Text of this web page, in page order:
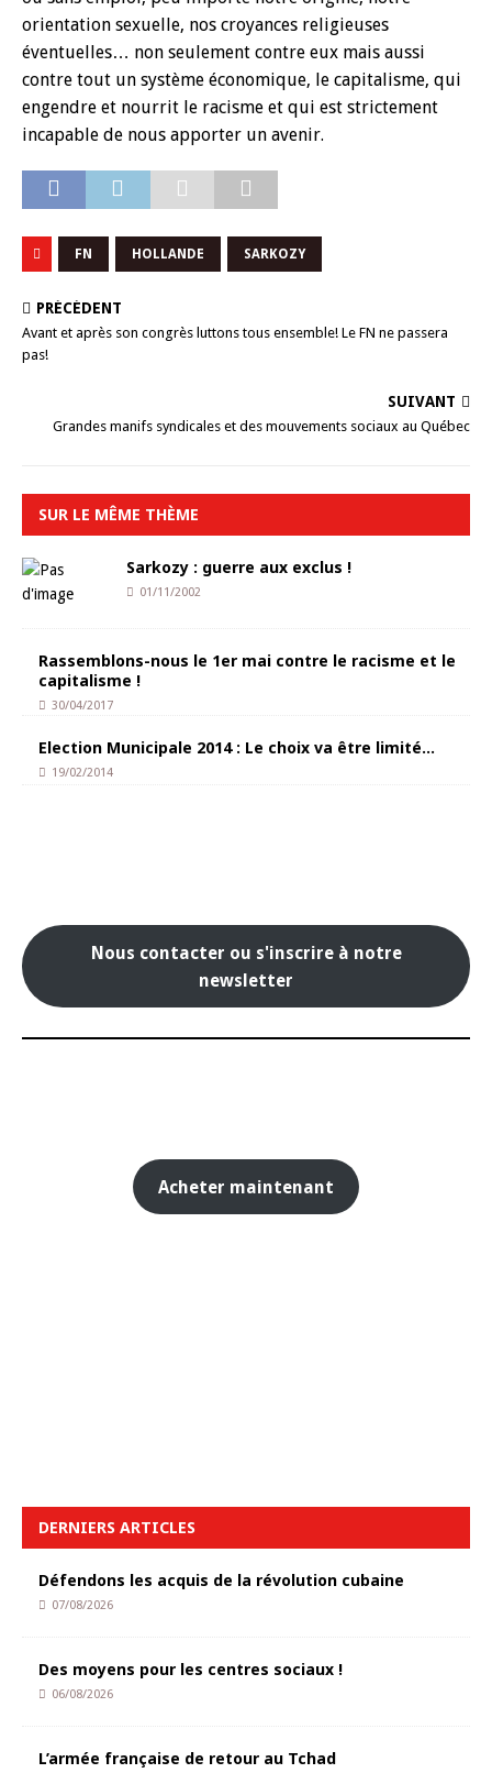
orientation sexuelle, nos croyances religieuses
éventuelles… non seulement contre eux mais aussi
contre tout un système économique, le capitalisme, qui
engendre et nourrit le racisme et qui est strictement
incapable de nous apporter un avenir.
FN HOLLANDE SARKOZY
PRÉCÉDENT
Avant et après son congrès luttons tous ensemble! Le FN ne passera
pas!
SUIVANT
Grandes manifs syndicales et des mouvements sociaux au Québec
SUR LE MÊME THÈME
Sarkozy : guerre aux exclus !
01/11/2002
Rassemblons-nous le 1er mai contre le racisme et le
capitalisme !
30/04/2017
Election Municipale 2014 : Le choix va être limité…
19/02/2014
Nous contacter ou s'inscrire à notre
newsletter
Acheter maintenant
DERNIERS ARTICLES
Défendons les acquis de la révolution cubaine
07/08/2026
Des moyens pour les centres sociaux !
06/08/2026
L’armée française de retour au Tchad